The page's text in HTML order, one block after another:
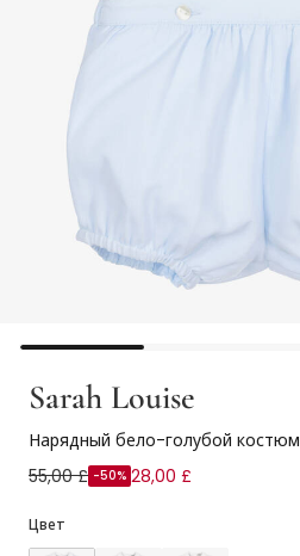
Sarah Louise
Нарядный бело-голубой костюм
55,00 £ -50% 28,00 £
Цвет